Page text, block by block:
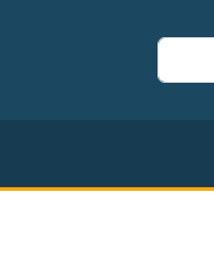
Поиск